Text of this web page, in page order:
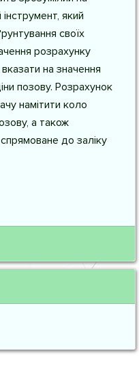
який
своїх
розрахунку
на значення
позову. Розрахунок
намітити коло
а також
до заліку